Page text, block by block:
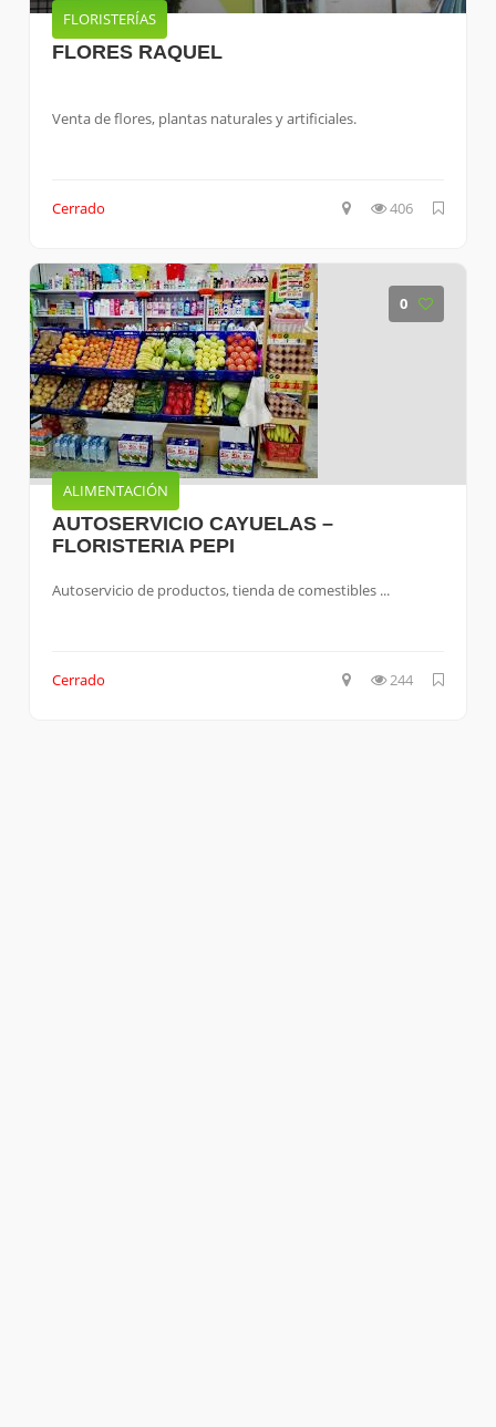
FLORISTERÍAS
FLORES RAQUEL
Venta de flores, plantas naturales y artificiales.
Cerrado 406
0
ALIMENTACIÓN
AUTOSERVICIO CAYUELAS –
FLORISTERIA PEPI
Autoservicio de productos, tienda de comestibles ...
Cerrado 244